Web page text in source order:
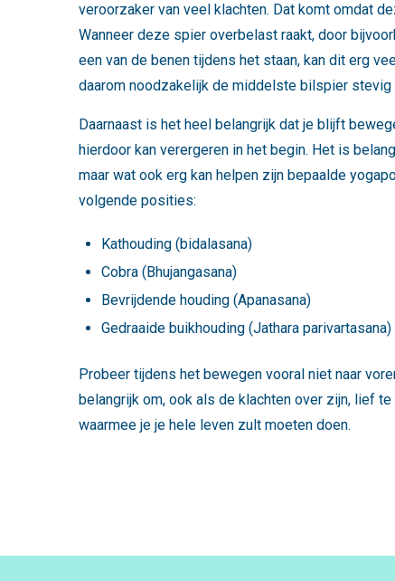
veroorzaker van veel klachten. Dat komt omdat
Wanneer deze spier overbelast raakt, door
een van de benen tijdens het staan, kan dit erg
daarom noodzakelijk de middelste bilspier
Daarnaast is het heel belangrijk dat je blijft
hierdoor kan verergeren in het begin. Het is
maar wat ook erg kan helpen zijn bepaalde
volgende posities:
Kathouding (bidalasana)
Cobra (Bhujangasana)
Bevrijdende houding (Apanasana)
Gedraaide buikhouding (Jathara parivartasana)
Probeer tijdens het bewegen vooral niet naar
belangrijk om, ook als de klachten over zijn, lief
waarmee je je hele leven zult moeten doen.